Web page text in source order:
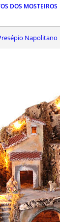
DOS MOSTEIROS
Presépio Napolitano